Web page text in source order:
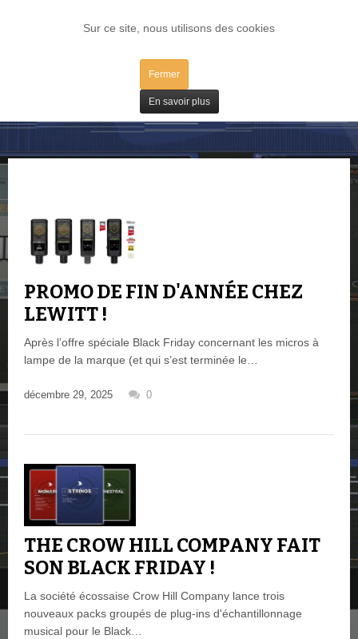
Sur ce site, nous utilisons des cookies
Fermer
En savoir plus
LOG IN
Bons Plans
PROMO DE FIN D'ANNÉE CHEZ
LEWITT !
Après l’offre spéciale Black Friday concernant les micros à
lampe de la marque (et qui s’est terminée le…
décembre 29, 2025 0
THE CROW HILL COMPANY FAIT
SON BLACK FRIDAY !
La société écossaise Crow Hill Company lance trois
nouveaux packs groupés de plug-ins d'échantillonnage
musical pour le Black…